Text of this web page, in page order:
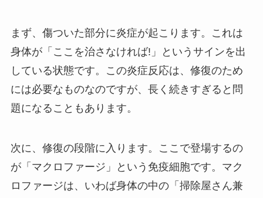
まず、傷ついた部分に炎症が起こります。これは
身体が「ここを治さなければ!」というサインを出
している状態です。この炎症反応は、修復のため
には必要なものなのですが、長く続きすぎると問
題になることもあります。
次に、修復の段階に入ります。ここで登場するの
が「マクロファージ」という免疫細胞です。マク
ロファージは、いわば身体の中の「掃除屋さん兼